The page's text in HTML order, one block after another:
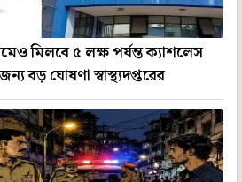
মিলবে ৫ লক্ষ পর্যন্ত ক্যাশলেস
বড় ঘোষণা স্বাস্থ্যদপ্তরের